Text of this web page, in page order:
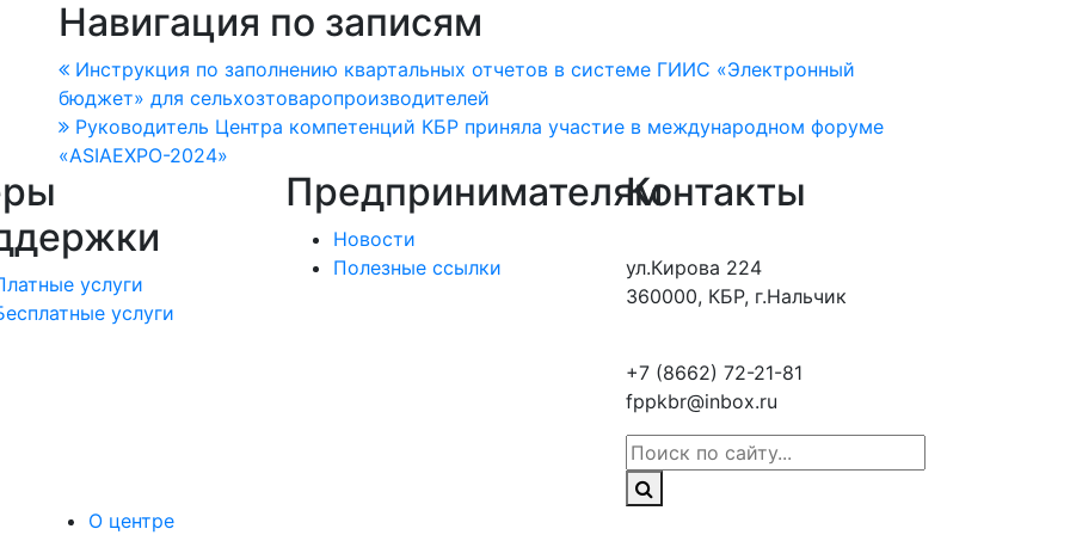
Навигация по записям
Инструкция по заполнению квартальных отчетов в системе ГИИС «Электронный
бюджет» для сельхозтоваропроизводителей
Руководитель Центра компетенций КБР приняла участие в международном форуме
«ASIAEXPO-2024»
услуги
услуги
Предпринимателям
Новости
Полезные ссылки
Контакты
ул.Кирова 224
360000, КБР, г.Нальчик
+7 (8662) 72-21-81
fppkbr@inbox.ru
О центре